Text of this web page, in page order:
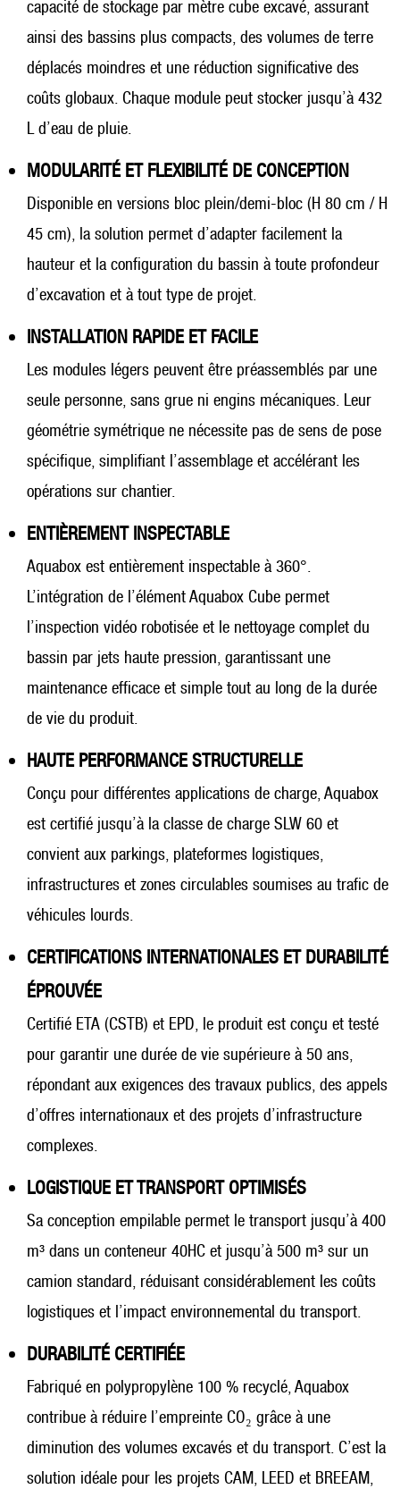
capacité de stockage par mètre cube excavé, assurant
ainsi des bassins plus compacts, des volumes de terre
déplacés moindres et une réduction significative des
coûts globaux. Chaque module peut stocker jusqu’à 432
L d’eau de pluie.
MODULARITÉ ET FLEXIBILITÉ DE CONCEPTION
Disponible en versions bloc plein/demi-bloc (H 80 cm / H
45 cm), la solution permet d’adapter facilement la
hauteur et la configuration du bassin à toute profondeur
d’excavation et à tout type de projet.
INSTALLATION RAPIDE ET FACILE
Les modules légers peuvent être préassemblés par une
seule personne, sans grue ni engins mécaniques. Leur
géométrie symétrique ne nécessite pas de sens de pose
spécifique, simplifiant l’assemblage et accélérant les
opérations sur chantier.
ENTIÈREMENT INSPECTABLE
Aquabox est entièrement inspectable à 360°.
L’intégration de l’élément Aquabox Cube permet
l’inspection vidéo robotisée et le nettoyage complet du
bassin par jets haute pression, garantissant une
maintenance efficace et simple tout au long de la durée
de vie du produit.
HAUTE PERFORMANCE STRUCTURELLE
Conçu pour différentes applications de charge, Aquabox
est certifié jusqu’à la classe de charge SLW 60 et
convient aux parkings, plateformes logistiques,
infrastructures et zones circulables soumises au trafic de
véhicules lourds.
CERTIFICATIONS INTERNATIONALES ET DURABILITÉ
ÉPROUVÉE
Certifié ETA (CSTB) et EPD, le produit est conçu et testé
pour garantir une durée de vie supérieure à 50 ans,
répondant aux exigences des travaux publics, des appels
d’offres internationaux et des projets d’infrastructure
complexes.
LOGISTIQUE ET TRANSPORT OPTIMISÉS
Sa conception empilable permet le transport jusqu’à 400
m³ dans un conteneur 40HC et jusqu’à 500 m³ sur un
camion standard, réduisant considérablement les coûts
logistiques et l’impact environnemental du transport.
DURABILITÉ CERTIFIÉE
Fabriqué en polypropylène 100 % recyclé, Aquabox
contribue à réduire l’empreinte CO₂ grâce à une
diminution des volumes excavés et du transport. C’est la
solution idéale pour les projets CAM, LEED et BREEAM,